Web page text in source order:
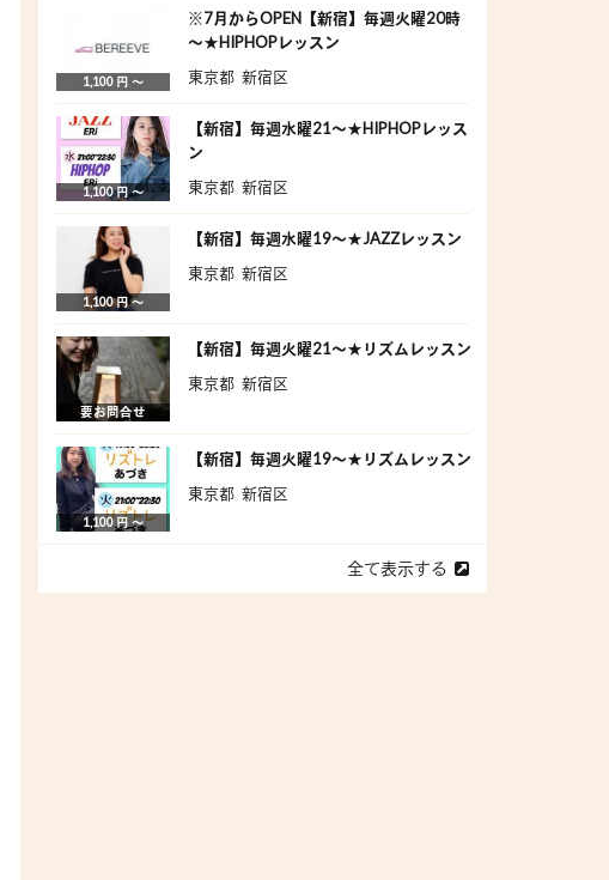
1,100 円 〜
※7月からOPEN【新宿】毎週火曜20時
～★HIPHOPレッスン
東京都 新宿区
1,100 円 〜
【新宿】毎週水曜21～★HIPHOPレッス
ン
東京都 新宿区
1,100 円 〜
【新宿】毎週水曜19～★JAZZレッスン
東京都 新宿区
要お問合せ
【新宿】毎週火曜21～★リズムレッスン
東京都 新宿区
1,100 円 〜
【新宿】毎週火曜19～★リズムレッスン
東京都 新宿区
全て表示する